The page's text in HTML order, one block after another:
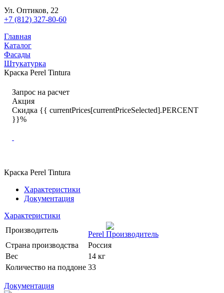
Ул. Оптиков, 22
+7 (812) 327-80-60
Главная
Каталог
Фасады
Штукатурка
Краска Perel Tintura
Запрос на расчет
Акция
Скидка {{ currentPrices[currentPriceSelected].PERCENT
}}%
Краска Perel Tintura
Характеристики
Документация
Характеристики
Производитель
Perel
Страна производства
Россия
Вес
14 кг
Количество на поддоне 33
Документация